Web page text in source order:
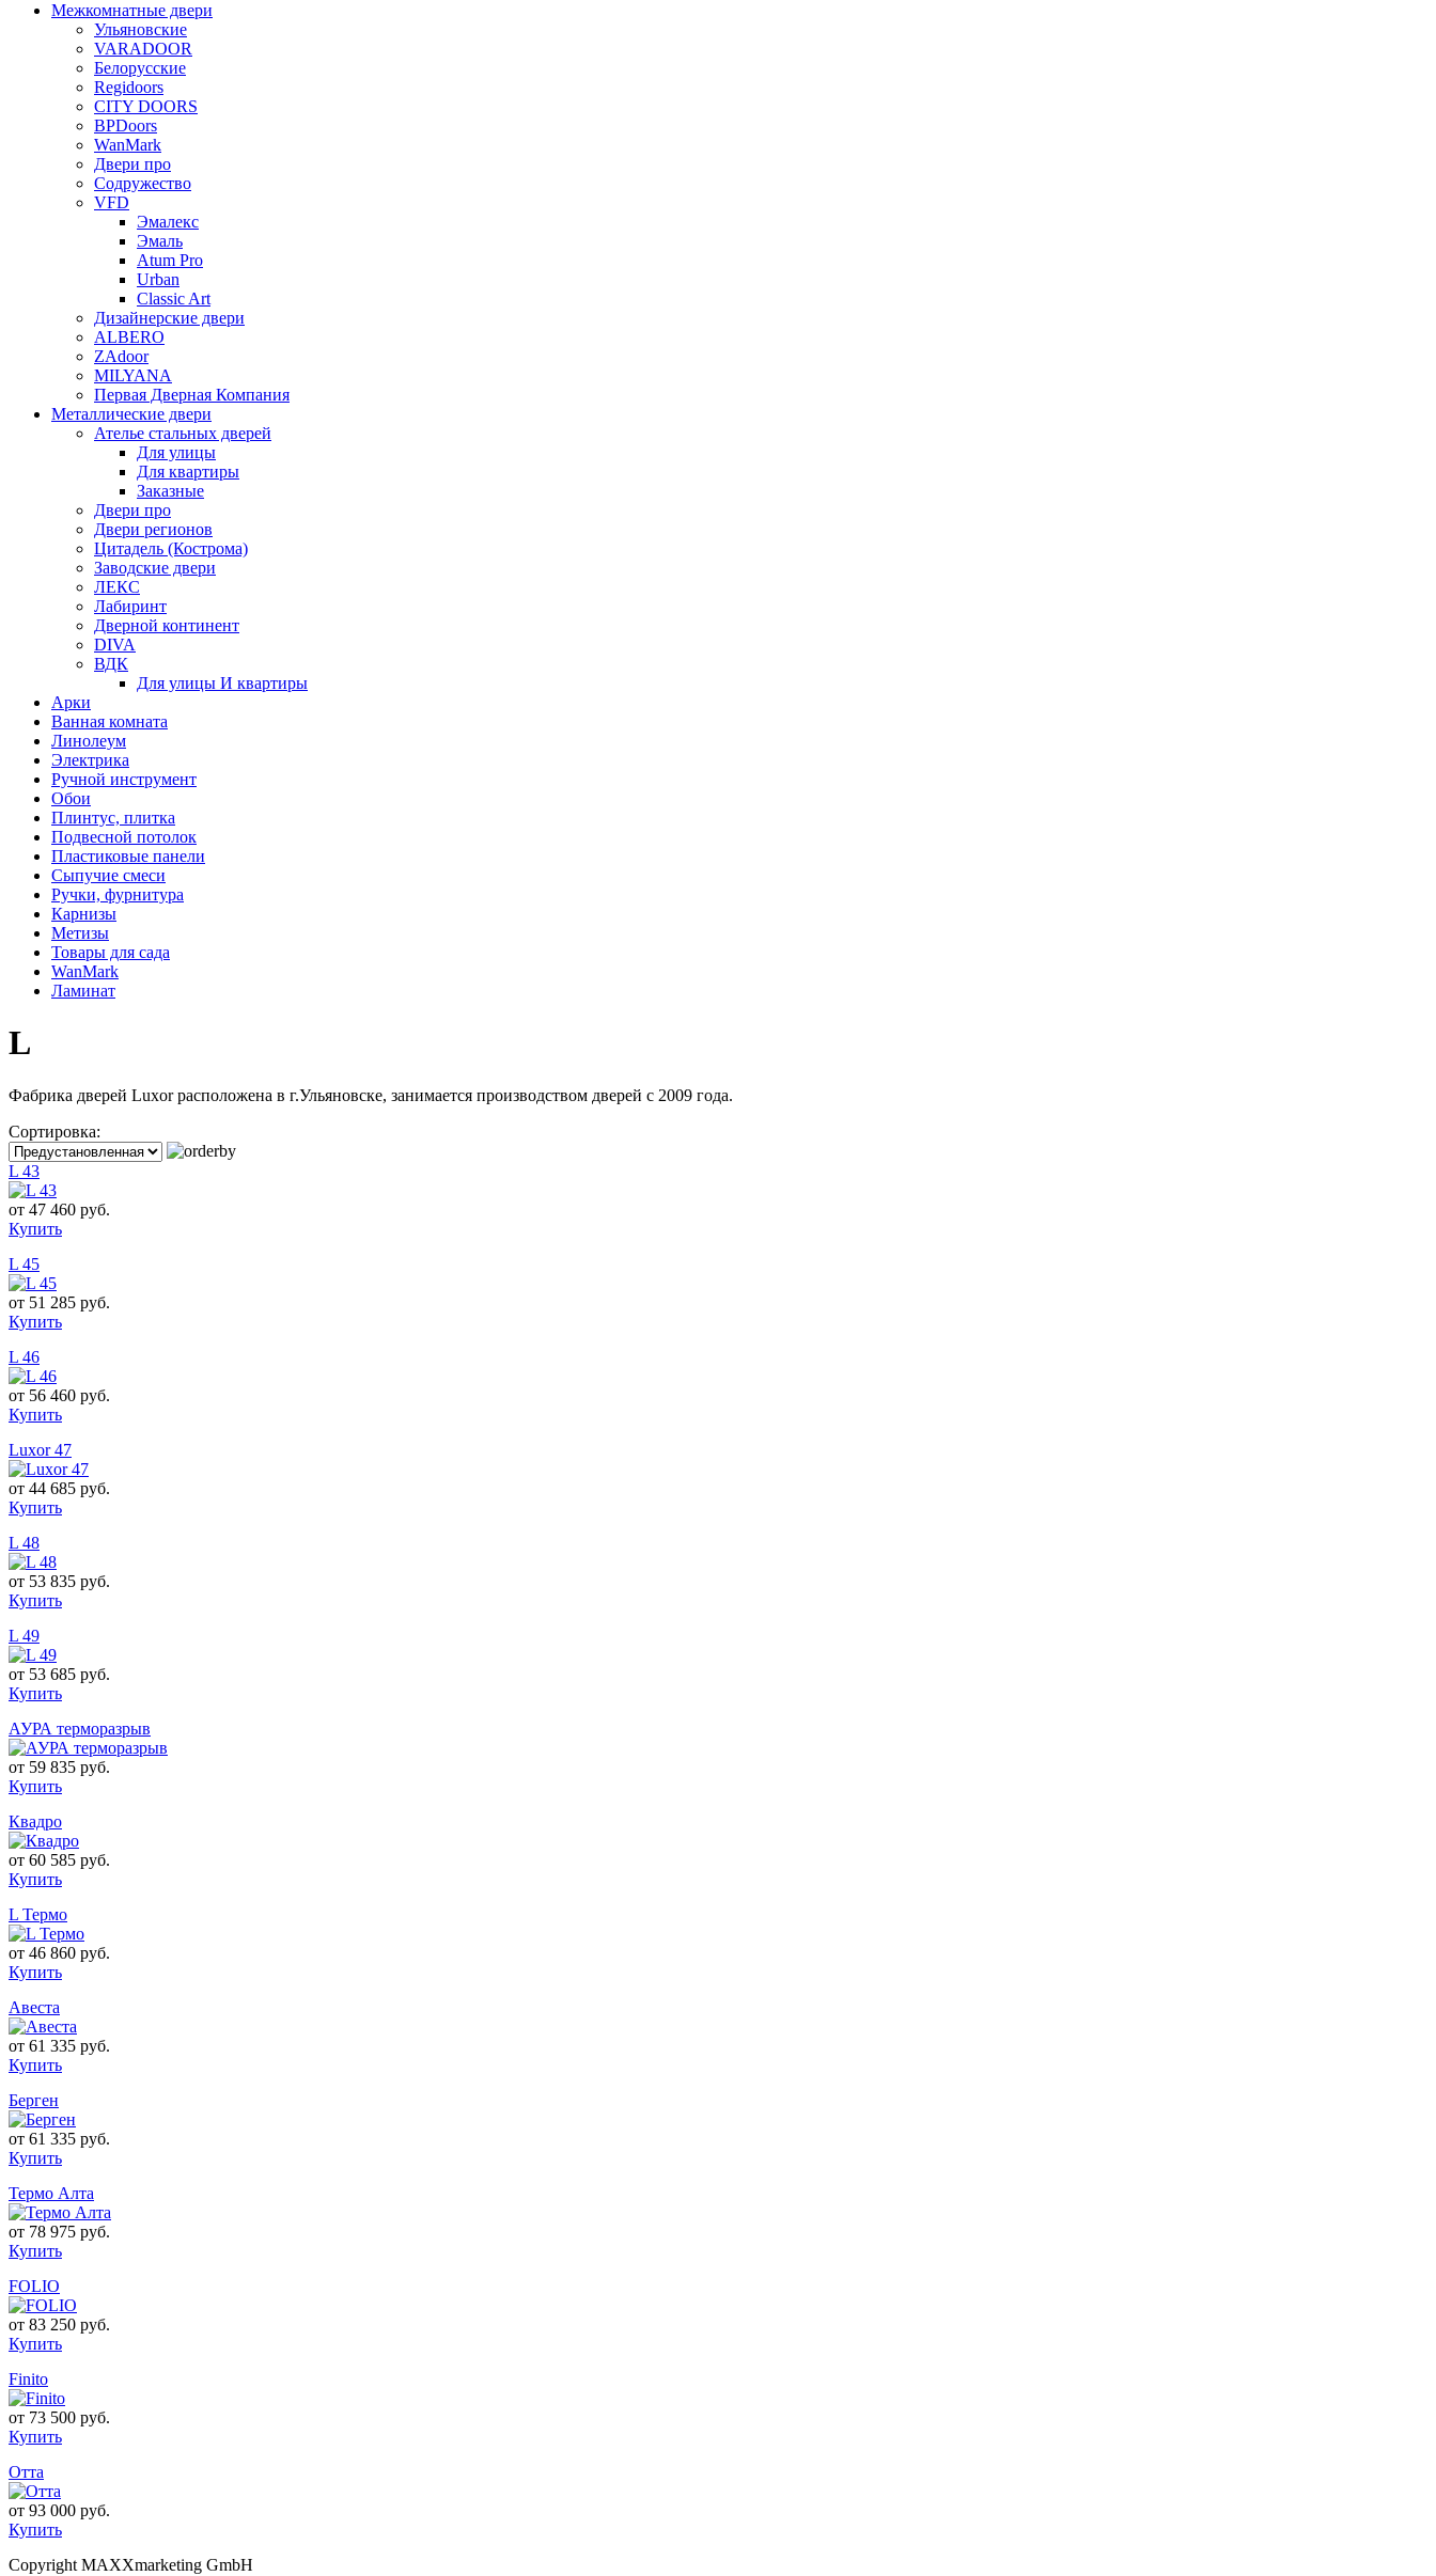
Межкомнатные двери
Ульяновские
VARADOOR
Белорусские
Regidoors
CITY DOORS
BPDoors
WanMark
Двери про
Содружество
VFD
Эмалекс
Эмаль
Atum Pro
Urban
Classic Art
Дизайнерские двери
ALBERO
ZAdoor
MILYANA
Первая Дверная Компания
Металлические двери
Ателье стальных дверей
Для улицы
Для квартиры
Заказные
Двери про
Двери регионов
Цитадель (Кострома)
Заводские двери
ЛЕКС
Лабиринт
Дверной континент
DIVA
ВДК
Для улицы И квартиры
Арки
Ванная комната
Линолеум
Электрика
Ручной инструмент
Обои
Плинтус, плитка
Подвесной потолок
Пластиковые панели
Сыпучие смеси
Ручки, фурнитура
Карнизы
Метизы
Товары для сада
WanMark
Ламинат
L
Фабрика дверей Luxor расположена в г.Ульяновске, занимается производством дверей с 2009 года.
Сортировка:
L 43
от 47 460 руб.
Купить
L 45
от 51 285 руб.
Купить
L 46
от 56 460 руб.
Купить
Luxor 47
от 44 685 руб.
Купить
L 48
от 53 835 руб.
Купить
L 49
от 53 685 руб.
Купить
АУРА терморазрыв
от 59 835 руб.
Купить
Квадро
от 60 585 руб.
Купить
L Термо
от 46 860 руб.
Купить
Авеста
от 61 335 руб.
Купить
Берген
от 61 335 руб.
Купить
Термо Алта
от 78 975 руб.
Купить
FOLIO
от 83 250 руб.
Купить
Finito
от 73 500 руб.
Купить
Отта
от 93 000 руб.
Купить
Copyright MAXXmarketing GmbH